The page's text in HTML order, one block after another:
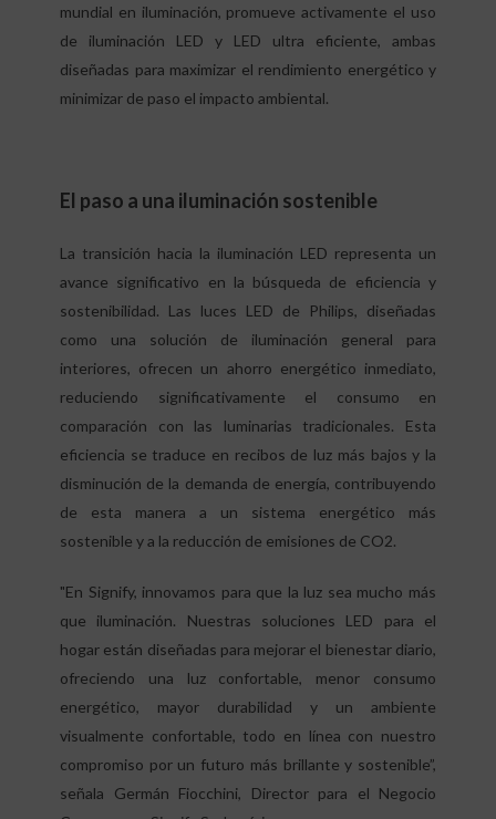
mundial en iluminación, promueve activamente el uso
de iluminación LED y LED ultra eficiente, ambas
diseñadas para maximizar el rendimiento energético y
minimizar de paso el impacto ambiental.
El paso a una iluminación sostenible
La transición hacia la iluminación LED representa un
avance significativo en la búsqueda de eficiencia y
sostenibilidad. Las luces LED de Philips, diseñadas
como una solución de iluminación general para
interiores, ofrecen un ahorro energético inmediato,
reduciendo significativamente el consumo en
comparación con las luminarias tradicionales. Esta
eficiencia se traduce en recibos de luz más bajos y la
disminución de la demanda de energía, contribuyendo
de esta manera a un sistema energético más
sostenible y a la reducción de emisiones de CO2.
"En Signify, innovamos para que la luz sea mucho más
que iluminación. Nuestras soluciones LED para el
hogar están diseñadas para mejorar el bienestar diario,
ofreciendo una luz confortable, menor consumo
energético, mayor durabilidad y un ambiente
visualmente confortable, todo en línea con nuestro
compromiso por un futuro más brillante y sostenible”,
señala Germán Fiocchini, Director para el Negocio